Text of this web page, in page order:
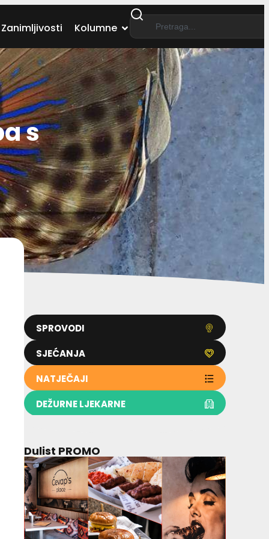
Zanimljivosti Kolumne
s
SPROVODI
SJEĆANJA
NATJEČAJI
DEŽURNE LJEKARNE
Dulist PROMO